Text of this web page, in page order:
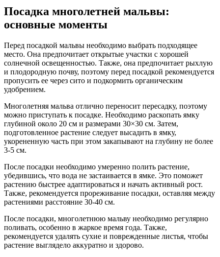
Посадка многолетней мальвы:
основные моменты
Перед посадкой мальвы необходимо выбрать подходящее
место. Она предпочитает открытые участки с хорошей
солнечной освещенностью. Также, она предпочитает рыхлую
и плодородную почву, поэтому перед посадкой рекомендуется
пропусить ее через сито и подкормить органическим
удобрением.
Многолетняя мальва отлично переносит пересадку, поэтому
можно приступать к посадке. Необходимо раскопать ямку
глубиной около 20 см и размерами 30×30 см. Затем,
подготовленное растение следует высадить в ямку,
укорененную часть при этом закапывают на глубину не более
3-5 см.
После посадки необходимо умеренно полить растение,
убедившись, что вода не застаивается в ямке. Это поможет
растению быстрее адаптироваться и начать активный рост.
Также, рекомендуется прореживание посадки, оставляя между
растениями расстояние 30-40 см.
После посадки, многолетнюю мальву необходимо регулярно
поливать, особенно в жаркое время года. Также,
рекомендуется удалять сухие и поврежденные листья, чтобы
растение выглядело аккуратно и здорово.